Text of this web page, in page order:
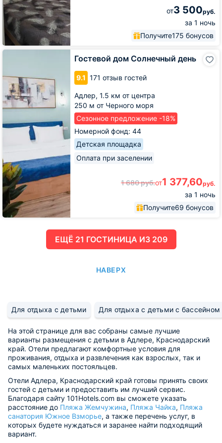
от3 500руб.
за 1 ночь
Получите175 бонусов
Гостевой дом Солнечный день
9.1 171 отзыв гостей
Адлер, 1.5 км от центра
250 м от Черного моря
Сезонное предложение -18%
Номерной фонд: 44
Детская площадка
Оплата при заселении
1 680руб.от1 377,60руб.
за 1 ночь
Получите69 бонусов
Гостевой
день
ЕЩË 21 ГОСТИНИЦА ИЗ 209
НАВЕРХ
Для отдыха с детьми Для отдыха с детьми с бассейном
На этой странице для вас собраны самые лучшие
варианты размещения с детьми в Адлере, Краснодарский
край. Отели предлагают комфортные условия для
проживания, отдыха и развлечения как взрослых, так и
самых маленьких постояльцев.
Отели Адлера, Краснодарский край готовы принять своих
гостей с детьми и предоставить им лучший сервис.
Благодаря сайту 101Hotels.com вы сможете указать
расстояние до Пляжа Жемчужина, Пляжа Чайка, Пляжа
санатория Южное Взморье, а также перечень услуг, в
которых будете нуждаться и заранее найти подходящий
вариант.